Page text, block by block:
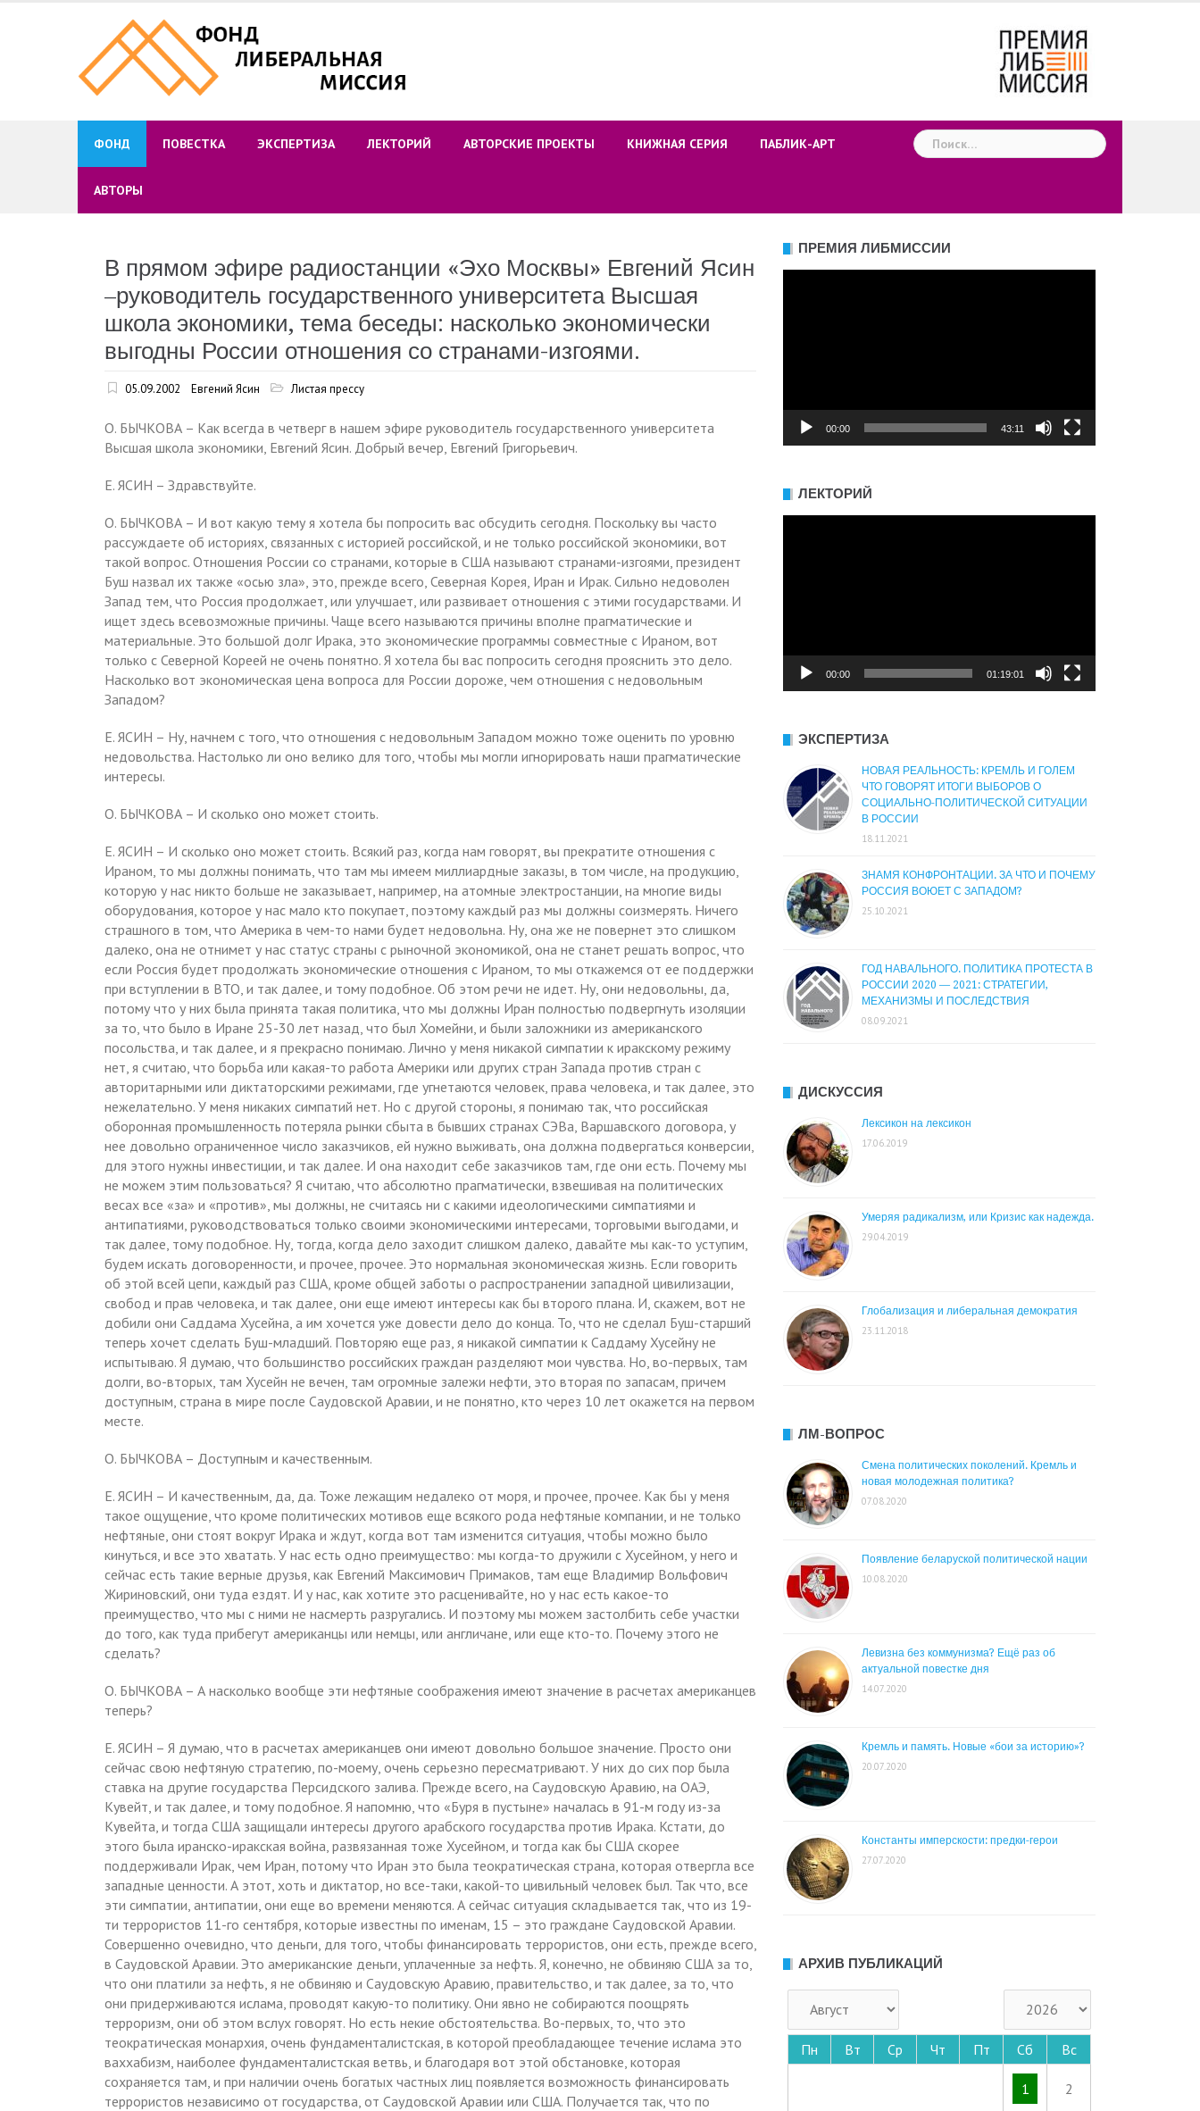
ФОНД ПОВЕСТКА ЭКСПЕРТИЗА ЛЕКТОРИЙ АВТОРСКИЕ ПРОЕКТЫ КНИЖНАЯ СЕРИЯ ПАБЛИК-АРТ
АВТОРЫ
Найти:
В прямом эфире радиостанции «Эхо Москвы» Евгений Ясин
–руководитель государственного университета Высшая
школа экономики, тема беседы: насколько экономически
выгодны России отношения со странами-изгоями.
05.09.2002 Евгений Ясин Листая прессу
О. БЫЧКОВА – Как всегда в четверг в нашем эфире руководитель государственного университета
Высшая школа экономики, Евгений Ясин. Добрый вечер, Евгений Григорьевич.
Е. ЯСИН – Здравствуйте.
О. БЫЧКОВА – И вот какую тему я хотела бы попросить вас обсудить сегодня. Поскольку вы часто
рассуждаете об историях, связанных с историей российской, и не только российской экономики, вот
такой вопрос. Отношения России со странами, которые в США называют странами-изгоями, президент
Буш назвал их также «осью зла», это, прежде всего, Северная Корея, Иран и Ирак. Сильно недоволен
Запад тем, что Россия продолжает, или улучшает, или развивает отношения с этими государствами. И
ищет здесь всевозможные причины. Чаще всего называются причины вполне прагматические и
материальные. Это большой долг Ирака, это экономические программы совместные с Ираном, вот
только с Северной Кореей не очень понятно. Я хотела бы вас попросить сегодня прояснить это дело.
Насколько вот экономическая цена вопроса для России дороже, чем отношения с недовольным
Западом?
Е. ЯСИН – Ну, начнем с того, что отношения с недовольным Западом можно тоже оценить по уровню
недовольства. Настолько ли оно велико для того, чтобы мы могли игнорировать наши прагматические
интересы.
О. БЫЧКОВА – И сколько оно может стоить.
Е. ЯСИН – И сколько оно может стоить. Всякий раз, когда нам говорят, вы прекратите отношения с
Ираном, то мы должны понимать, что там мы имеем миллиардные заказы, в том числе, на продукцию,
которую у нас никто больше не заказывает, например, на атомные электростанции, на многие виды
оборудования, которое у нас мало кто покупает, поэтому каждый раз мы должны соизмерять. Ничего
страшного в том, что Америка в чем-то нами будет недовольна. Ну, она же не повернет это слишком
далеко, она не отнимет у нас статус страны с рыночной экономикой, она не станет решать вопрос, что
если Россия будет продолжать экономические отношения с Ираном, то мы откажемся от ее поддержки
при вступлении в ВТО, и так далее, и тому подобное. Об этом речи не идет. Ну, они недовольны, да,
потому что у них была принята такая политика, что мы должны Иран полностью подвергнуть изоляции
за то, что было в Иране 25-30 лет назад, что был Хомейни, и были заложники из американского
посольства, и так далее, и я прекрасно понимаю. Лично у меня никакой симпатии к иракскому режиму
нет, я считаю, что борьба или какая-то работа Америки или других стран Запада против стран с
авторитарными или диктаторскими режимами, где угнетаются человек, права человека, и так далее, это
нежелательно. У меня никаких симпатий нет. Но с другой стороны, я понимаю так, что российская
оборонная промышленность потеряла рынки сбыта в бывших странах СЭВа, Варшавского договора, у
нее довольно ограниченное число заказчиков, ей нужно выживать, она должна подвергаться конверсии,
для этого нужны инвестиции, и так далее. И она находит себе заказчиков там, где они есть. Почему мы
не можем этим пользоваться? Я считаю, что абсолютно прагматически, взвешивая на политических
весах все «за» и «против», мы должны, не считаясь ни с какими идеологическими симпатиями и
антипатиями, руководствоваться только своими экономическими интересами, торговыми выгодами, и
так далее, тому подобное. Ну, тогда, когда дело заходит слишком далеко, давайте мы как-то уступим,
будем искать договоренности, и прочее, прочее. Это нормальная экономическая жизнь. Если говорить
об этой всей цепи, каждый раз США, кроме общей заботы о распространении западной цивилизации,
свобод и прав человека, и так далее, они еще имеют интересы как бы второго плана. И, скажем, вот не
добили они Саддама Хусейна, а им хочется уже довести дело до конца. То, что не сделал Буш-старший
теперь хочет сделать Буш-младший. Повторяю еще раз, я никакой симпатии к Саддаму Хусейну не
испытываю. Я думаю, что большинство российских граждан разделяют мои чувства. Но, во-первых, там
долги, во-вторых, там Хусейн не вечен, там огромные залежи нефти, это вторая по запасам, причем
доступным, страна в мире после Саудовской Аравии, и не понятно, кто через 10 лет окажется на первом
месте.
О. БЫЧКОВА – Доступным и качественным.
Е. ЯСИН – И качественным, да, да. Тоже лежащим недалеко от моря, и прочее, прочее. Как бы у меня
такое ощущение, что кроме политических мотивов еще всякого рода нефтяные компании, и не только
нефтяные, они стоят вокруг Ирака и ждут, когда вот там изменится ситуация, чтобы можно было
кинуться, и все это хватать. У нас есть одно преимущество: мы когда-то дружили с Хусейном, у него и
сейчас есть такие верные друзья, как Евгений Максимович Примаков, там еще Владимир Вольфович
Жириновский, они туда ездят. И у нас, как хотите это расценивайте, но у нас есть какое-то
преимущество, что мы с ними не насмерть разругались. И поэтому мы можем застолбить себе участки
до того, как туда прибегут американцы или немцы, или англичане, или еще кто-то. Почему этого не
сделать?
О. БЫЧКОВА – А насколько вообще эти нефтяные соображения имеют значение в расчетах американцев
теперь?
Е. ЯСИН – Я думаю, что в расчетах американцев они имеют довольно большое значение. Просто они
сейчас свою нефтяную стратегию, по-моему, очень серьезно пересматривают. У них до сих пор была
ставка на другие государства Персидского залива. Прежде всего, на Саудовскую Аравию, на ОАЭ,
Кувейт, и так далее, и тому подобное. Я напомню, что «Буря в пустыне» началась в 91-м году из-за
Кувейта, и тогда США защищали интересы другого арабского государства против Ирака. Кстати, до
этого была иранско-иракская война, развязанная тоже Хусейном, и тогда как бы США скорее
поддерживали Ирак, чем Иран, потому что Иран это была теократическая страна, которая отвергла все
западные ценности. А этот, хоть и диктатор, но все-таки, какой-то цивильный человек был. Так что, все
эти симпатии, антипатии, они еще во времени меняются. А сейчас ситуация складывается так, что из 19-
ти террористов 11-го сентября, которые известны по именам, 15 – это граждане Саудовской Аравии.
Совершенно очевидно, что деньги, для того, чтобы финансировать террористов, они есть, прежде всего,
в Саудовской Аравии. Это американские деньги, уплаченные за нефть. Я, конечно, не обвиняю США за то,
что они платили за нефть, я не обвиняю и Саудовскую Аравию, правительство, и так далее, за то, что
они придерживаются ислама, проводят какую-то политику. Они явно не собираются поощрять
терроризм, они об этом вслух говорят. Но есть некие обстоятельства. Во-первых, то, что это
теократическая монархия, очень фундаменталистская, в которой преобладающее течение ислама это
ваххабизм, наиболее фундаменталистская ветвь, и благодаря вот этой обстановке, которая
сохраняется там, и при наличии очень богатых частных лиц появляется возможность финансировать
террористов независимо от государства, от Саудовской Аравии или США. Получается так, что по
ПРЕМИЯ ЛИБМИССИИ
00:00 43:11
ЛЕКТОРИЙ
00:00 01:19:01
ЭКСПЕРТИЗА
НОВАЯ РЕАЛЬНОСТЬ: КРЕМЛЬ И ГОЛЕМ
ЧТО ГОВОРЯТ ИТОГИ ВЫБОРОВ О
СОЦИАЛЬНО-ПОЛИТИЧЕСКОЙ СИТУАЦИИ
В РОССИИ
18.11.2021
ЗНАМЯ КОНФРОНТАЦИИ. ЗА ЧТО И ПОЧЕМУ
РОССИЯ ВОЮЕТ С ЗАПАДОМ?
25.10.2021
ГОД НАВАЛЬНОГО. ПОЛИТИКА ПРОТЕСТА В
РОССИИ 2020 — 2021: СТРАТЕГИИ,
МЕХАНИЗМЫ И ПОСЛЕДСТВИЯ
08.09.2021
ДИСКУССИЯ
Лексикон на лексикон
17.06.2019
Умеряя радикализм, или Кризис как надежда.
29.04.2019
Глобализация и либеральная демократия
23.11.2018
ЛМ-ВОПРОС
Смена политических поколений. Кремль и
новая молодежная политика?
07.08.2020
Появление беларуской политической нации
10.08.2020
Левизна без коммунизма? Ещё раз об
актуальной повестке дня
14.07.2020
Кремль и память. Новые «бои за историю»?
20.07.2020
Константы имперскости: предки-герои
27.07.2020
АРХИВ ПУБЛИКАЦИЙ
Пн Вт Ср Чт Пт Сб Вс
1 2